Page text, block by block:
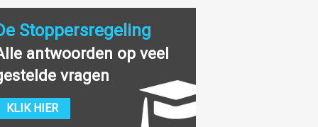
Stoppersregeling
antwoorden op veel
vragen
KLIK HIER